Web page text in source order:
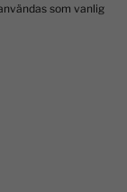
som vanlig